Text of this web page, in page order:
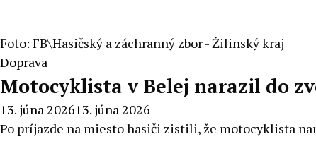
Foto: FB\Hasičský a záchranný zbor - Žilinský kraj
Doprava
Motocyklista v Belej narazil do
13. júna 202613. júna 2026
Po príjazde na miesto hasiči zistili, že motocyklista